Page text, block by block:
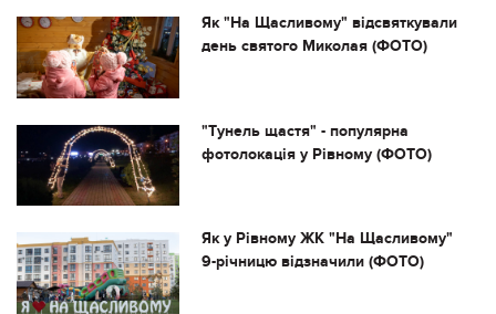
Як "На Щасливому" відсвяткували
день святого Миколая (ФОТО)
"Тунель щастя" - популярна
фотолокація у Рівному (ФОТО)
Як у Рівному ЖК "На Щасливому"
9-річницю відзначили (ФОТО)